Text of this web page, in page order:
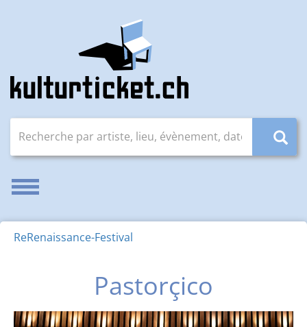
Recherche par artiste, lieu, évènement, date
Activer/désactiver la navigation
ReRenaissance-Festival
Pastorçico